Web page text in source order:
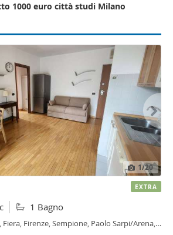
1000 euro città studi Milano
1/20
1 Bagno
Firenze, Sempione, Paolo Sarpi/Arena,
EXTRA